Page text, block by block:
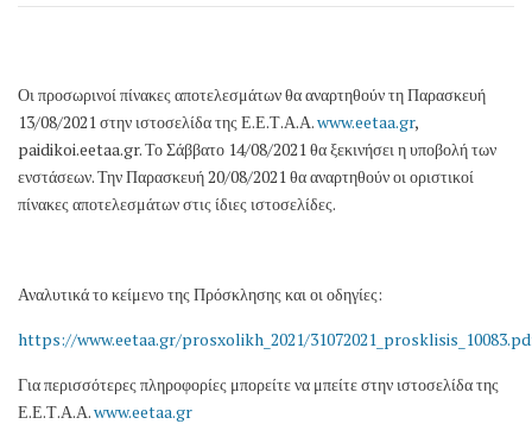
Οι προσωρινοί πίνακες αποτελεσμάτων θα αναρτηθούν τη Παρασκευή
13/08/2021 στην ιστοσελίδα της Ε.Ε.Τ.Α.Α.www.eetaa.gr,
paidikoi.eetaa.gr. Το Σάββατο 14/08/2021 θα ξεκινήσει η υποβολή των
ενστάσεων. Την Παρασκευή 20/08/2021 θα αναρτηθούν οι οριστικοί
πίνακες αποτελεσμάτων στις ίδιες ιστοσελίδες.
Αναλυτικά το κείμενο της Πρόσκλησης και οι οδηγίες:
https://www.eetaa.gr/prosxolikh_2021/
Για περισσότερες πληροφορίες μπορείτε να μπείτε στην ιστοσελίδα της
Ε.Ε.Τ.Α.Α.www.eetaa.gr